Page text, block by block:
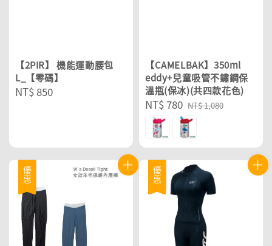
【2PIR】 機能運動腰包
L_【零碼】
Regular
NT$ 850
【CAMELBAK】350ml
eddy+兒童吸管不鏽鋼保
溫瓶(保冰)(共四款花色)
Sale
price
NT$ 780 Regular
price
NT$ 1,080
優惠 優惠